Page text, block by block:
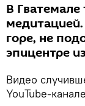
В Гватемале
горе, не
эпицентре
Видео
YouTube-